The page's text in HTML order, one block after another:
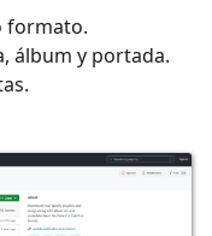
formato.
álbum y portada.